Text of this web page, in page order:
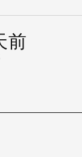
前